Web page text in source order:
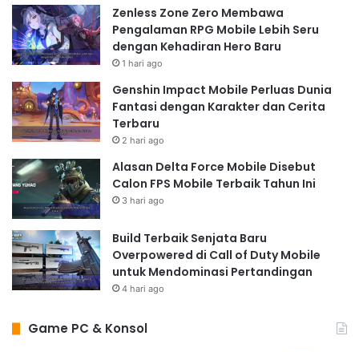
Zenless Zone Zero Membawa
Pengalaman RPG Mobile Lebih Seru
dengan Kehadiran Hero Baru
1 hari ago
Genshin Impact Mobile Perluas Dunia
Fantasi dengan Karakter dan Cerita
Terbaru
2 hari ago
Alasan Delta Force Mobile Disebut
Calon FPS Mobile Terbaik Tahun Ini
3 hari ago
Build Terbaik Senjata Baru
Overpowered di Call of Duty Mobile
untuk Mendominasi Pertandingan
4 hari ago
Game PC & Konsol